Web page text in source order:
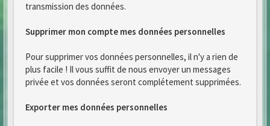
transmission des données.
Supprimer mon compte mes données personnelles
Pour supprimer vos données personnelles, il n'y a rien de
plus facile ! Il vous suffit de nous envoyer un messages
privée et vos données seront complétement supprimées.
Exporter mes données personnelles